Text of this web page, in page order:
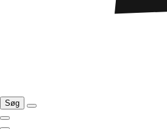
Søg